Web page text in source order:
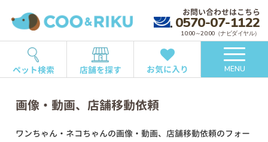
お問い合わせはこちら
0570-07-1122
10:00～20:00（ナビダイヤル）
ペット検索 店舗を探す お気に入り MENU
画像・動画、店舗移動依頼
ワンちゃん・ネコちゃんの画像・動画、店舗移動依頼のフォー